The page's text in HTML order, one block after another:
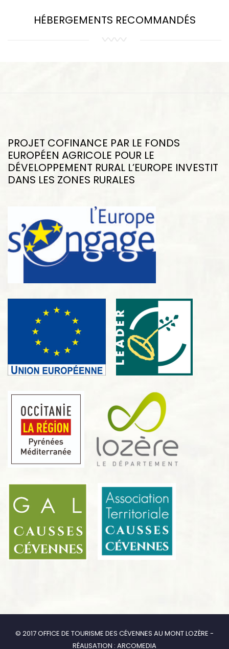
HÉBERGEMENTS RECOMMANDÉS
PROJET COFINANCE PAR LE FONDS
EUROPÉEN AGRICOLE POUR LE
DÉVELOPPEMENT RURAL L’EUROPE INVESTIT
DANS LES ZONES RURALES
© 2017 OFFICE DE TOURISME DES CÉVENNES AU MONT LOZÈRE -
RÉALISATION : ARCOMEDIA